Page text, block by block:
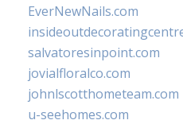
EverNewNails.com
salvatoresinpoint.com
jovialfloralco.com
johnlscotthometeam.com
u-seehomes.com